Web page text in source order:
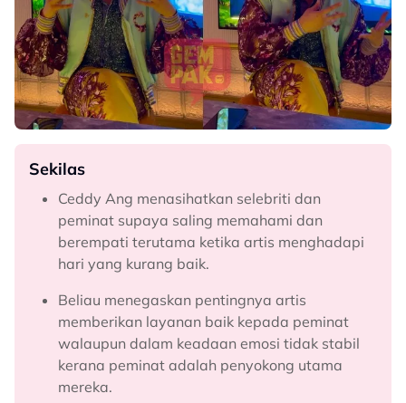
Sekilas
Ceddy Ang menasihatkan selebriti dan
peminat supaya saling memahami dan
berempati terutama ketika artis menghadapi
hari yang kurang baik.
Beliau menegaskan pentingnya artis
memberikan layanan baik kepada peminat
walaupun dalam keadaan emosi tidak stabil
kerana peminat adalah penyokong utama
mereka.